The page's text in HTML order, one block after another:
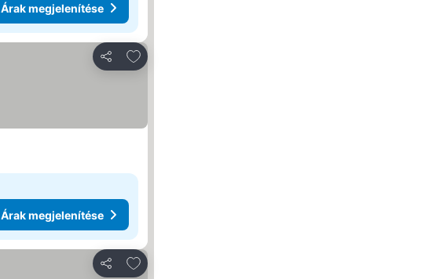
Árak megjelenítése
Megosztás
Hozzáadás a kedvencekhez
Árak megjelenítése
Megosztás
Hozzáadás a kedvencekhez